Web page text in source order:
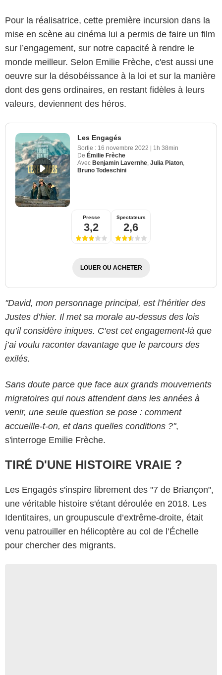
Pour la réalisatrice, cette première incursion dans la
mise en scène au cinéma lui a permis de faire un film
sur l’engagement, sur notre capacité à rendre le
monde meilleur. Selon Emilie Frèche, c'est aussi une
oeuvre sur la désobéissance à la loi et sur la manière
dont des gens ordinaires, en restant fidèles à leurs
valeurs, deviennent des héros.
Les Engagés
Sortie : 16 novembre 2022 | 1h 38min
De Émilie Frèche
Avec Benjamin Lavernhe Julia Piaton
Bruno Todeschini
Presse
3,2
Spectateurs
2,6
LOUER OU ACHETER
"David, mon personnage principal, est l’héritier des
Justes d’hier. Il met sa morale au-dessus des lois
qu’il considère iniques. C’est cet engagement-là que
j’ai voulu raconter davantage que le parcours des
exilés.
Sans doute parce que face aux grands mouvements
migratoires qui nous attendent dans les années à
venir, une seule question se pose : comment
accueille-t-on, et dans quelles conditions ?",
s'interroge Emilie Frèche.
TIRÉ D'UNE HISTOIRE VRAIE ?
Les Engagés s'inspire librement des "7 de Briançon",
une véritable histoire s'étant déroulée en 2018. Les
Identitaires, un groupuscule d’extrême-droite, était
venu patrouiller en hélicoptère au col de l’Échelle
pour chercher des migrants.